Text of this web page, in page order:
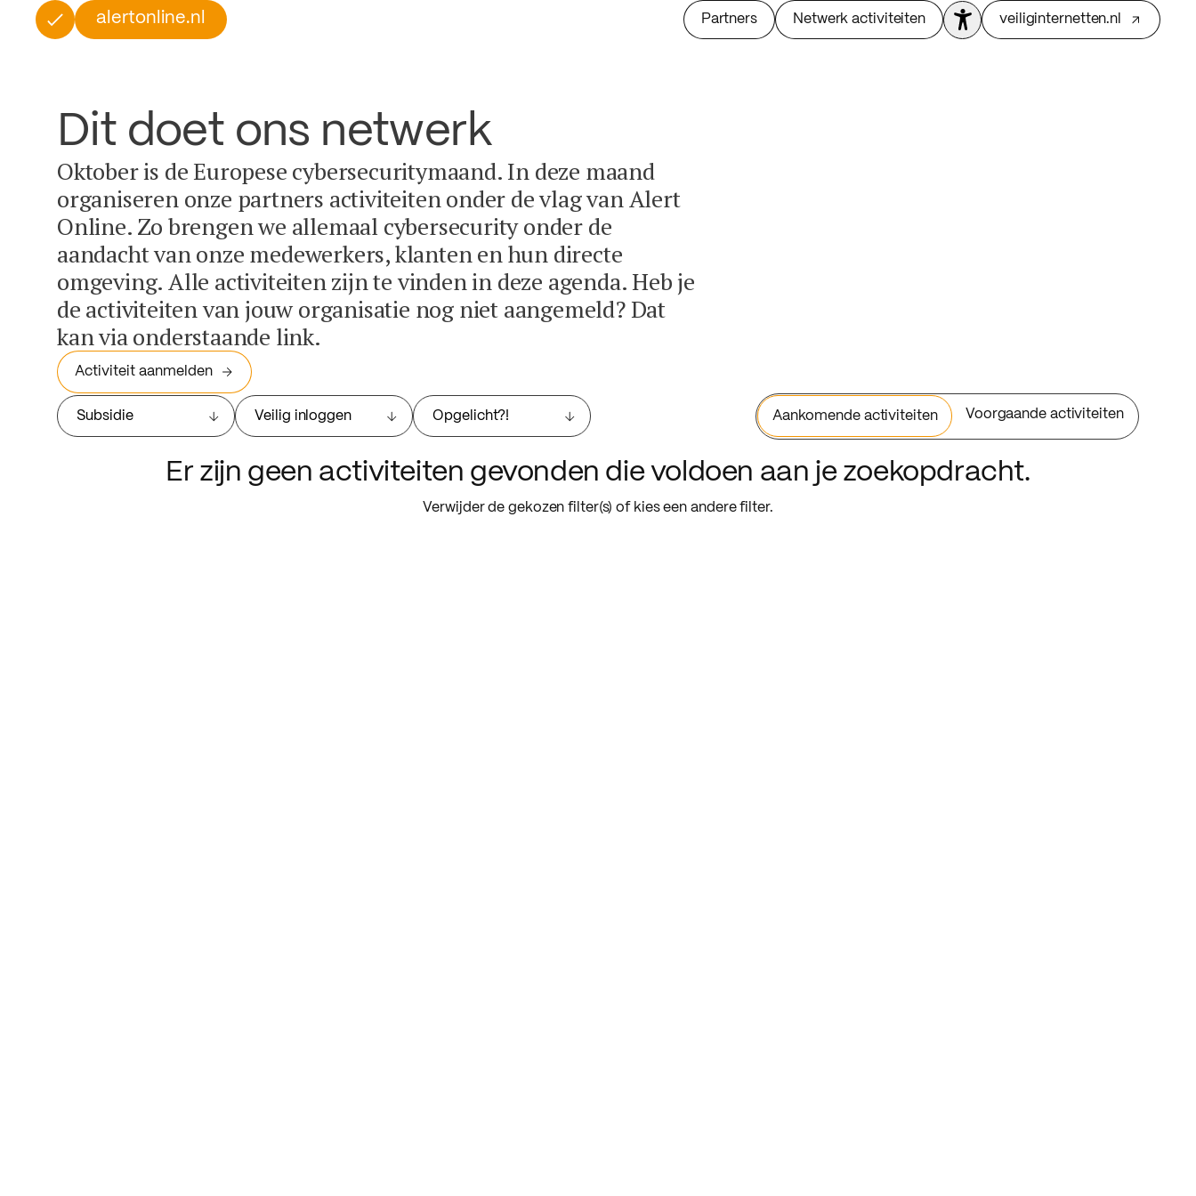
alertonline.nl Partners Netwerk activiteiten veiliginternetten.nl
Dit doet ons netwerk
Oktober is de Europese cybersecuritymaand. In deze maand
organiseren onze partners activiteiten onder de vlag van Alert
Online. Zo brengen we allemaal cybersecurity onder de
aandacht van onze medewerkers, klanten en hun directe
omgeving. Alle activiteiten zijn te vinden in deze agenda. Heb je
de activiteiten van jouw organisatie nog niet aangemeld? Dat
kan via onderstaande link.
Activiteit aanmelden
Subsidie Veilig inloggen Opgelicht?! Aankomende activiteiten Voorgaande activiteiten
Er zijn geen activiteiten gevonden die voldoen aan je zoekopdracht.
Verwijder de gekozen filter(s) of kies een andere filter.